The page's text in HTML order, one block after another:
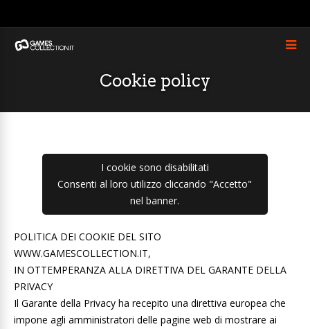
Cookie policy
I cookie sono disabilitati
Consenti al loro utilizzo cliccando "Accetto"
nel banner.
POLITICA DEI COOKIE DEL SITO
WWW.GAMESCOLLECTION.IT,
IN OTTEMPERANZA ALLA DIRETTIVA DEL GARANTE DELLA
PRIVACY
Il Garante della Privacy ha recepito una direttiva europea che
impone agli amministratori delle pagine web di mostrare ai